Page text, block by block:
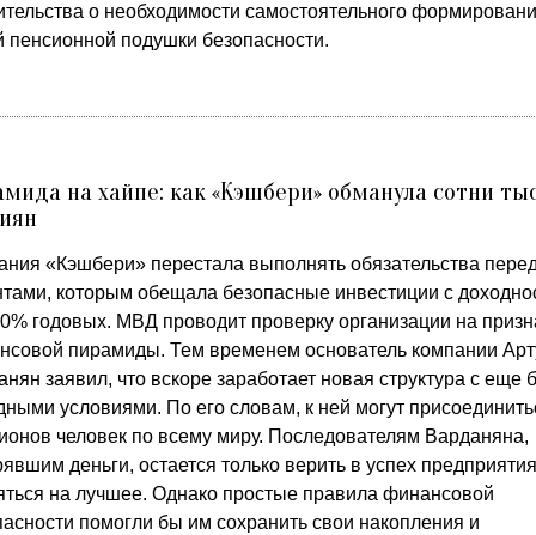
о необходимости самостоятельного
пенсионной подушки безопасности.
на хайпе: как «Кэшбери» обманула сотни
«Кэшбери» перестала выполнять обязательства перед
которым обещала безопасные инвестиции с
годовых. МВД проводит проверку организации на
пирамиды. Тем временем основатель компании
заявил, что вскоре заработает новая структура с еще
условиями. По его словам, к ней могут
человек по всему миру. Последователям Варданяна,
деньги, остается только верить в успех
на лучшее. Однако простые правила финансовой
помогли бы им сохранить свои накопления и